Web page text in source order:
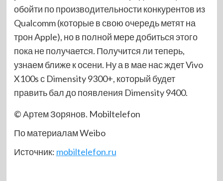
обойти по производительности конкурентов из
Qualcomm (которые в свою очередь метят на
трон Apple), но в полной мере добиться этого
пока не получается. Получится ли теперь,
узнаем ближе к осени. Ну а в мае нас ждет Vivo
X100s с Dimensity 9300+, который будет
править бал до появления Dimensity 9400.
© Артем Зорянов. Mobiltelefon
По материалам Weibo
Источник: mobiltelefon.ru